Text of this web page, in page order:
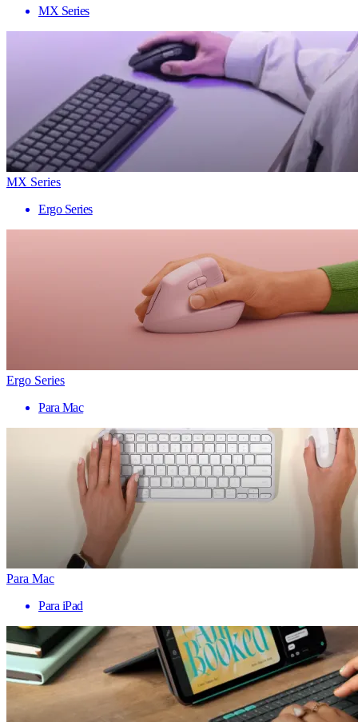
MX Series
MX Series
Ergo Series
Ergo Series
Para Mac
Para Mac
Para iPad